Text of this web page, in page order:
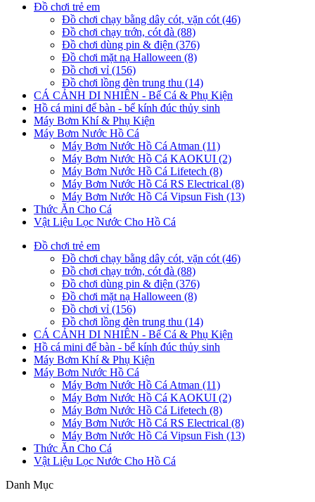
Đồ chơi trẻ em
Đồ chơi chạy bằng dây cót, vặn cót (46)
Đồ chơi chạy trớn, cót đà (88)
Đồ chơi dùng pin & điện (376)
Đồ chơi mặt nạ Halloween (8)
Đồ chơi vỉ (156)
Đồ chơi lồng đèn trung thu (14)
CÁ CẢNH DI NHIÊN - Bể Cá & Phụ Kiện
Hồ cá mini để bàn - bể kính đúc thủy sinh
Máy Bơm Khí & Phụ Kiện
Máy Bơm Nước Hồ Cá
Máy Bơm Nước Hồ Cá Atman (11)
Máy Bơm Nước Hồ Cá KAOKUI (2)
Máy Bơm Nước Hồ Cá Lifetech (8)
Máy Bơm Nước Hồ Cá RS Electrical (8)
Máy Bơm Nước Hồ Cá Vipsun Fish (13)
Thức Ăn Cho Cá
Vật Liệu Lọc Nước Cho Hồ Cá
Đồ chơi trẻ em
Đồ chơi chạy bằng dây cót, vặn cót (46)
Đồ chơi chạy trớn, cót đà (88)
Đồ chơi dùng pin & điện (376)
Đồ chơi mặt nạ Halloween (8)
Đồ chơi vỉ (156)
Đồ chơi lồng đèn trung thu (14)
CÁ CẢNH DI NHIÊN - Bể Cá & Phụ Kiện
Hồ cá mini để bàn - bể kính đúc thủy sinh
Máy Bơm Khí & Phụ Kiện
Máy Bơm Nước Hồ Cá
Máy Bơm Nước Hồ Cá Atman (11)
Máy Bơm Nước Hồ Cá KAOKUI (2)
Máy Bơm Nước Hồ Cá Lifetech (8)
Máy Bơm Nước Hồ Cá RS Electrical (8)
Máy Bơm Nước Hồ Cá Vipsun Fish (13)
Thức Ăn Cho Cá
Vật Liệu Lọc Nước Cho Hồ Cá
Danh Mục